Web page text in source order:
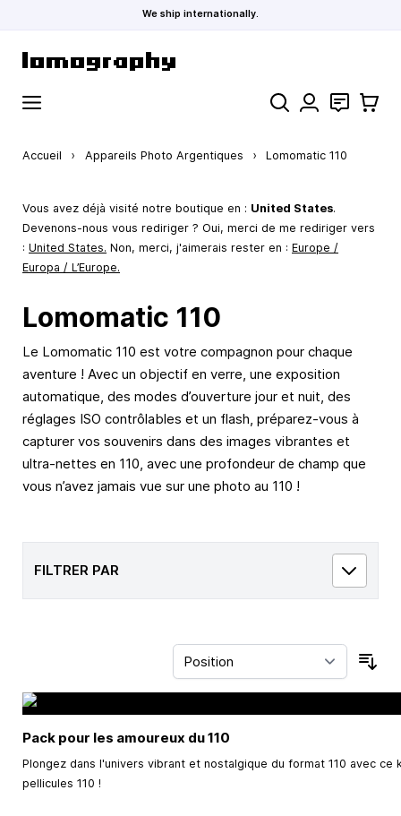
We ship internationally.
RechercherContact
Panier
Accueil › Appareils Photo Argentiques › Lomomatic 110
Vous avez déjà visité notre boutique en : United States.
Devenons-nous vous rediriger ? Oui, merci de me rediriger vers
: United States. Non, merci, j'aimerais rester en : Europe /
Europa / L’Europe.
Lomomatic 110
Le Lomomatic 110 est votre compagnon pour chaque
aventure ! Avec un objectif en verre, une exposition
automatique, des modes d’ouverture jour et nuit, des
réglages ISO contrôlables et un flash, préparez-vous à
capturer vos souvenirs dans des images vibrantes et
ultra-nettes en 110, avec une profondeur de champ que
vous n’avez jamais vue sur une photo au 110 !
FILTRER PAR
Pack pour les amoureux du 110
Plongez dans l'univers vibrant et nostalgique du format 110 avec
pellicules 110 !